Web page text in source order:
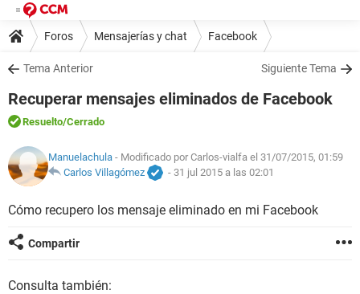
Foros Mensajerías y chat Facebook
Tema Anterior Siguiente Tema
Recuperar mensajes eliminados de Facebook
Resuelto/Cerrado
Manuelachula - Modificado por Carlos-vialfa el 31/07/2015, 01:59
Carlos Villagómez
- 31 jul 2015 a las 02:01
Cómo recupero los mensaje eliminado en mi Facebook
Compartir
Consulta también: